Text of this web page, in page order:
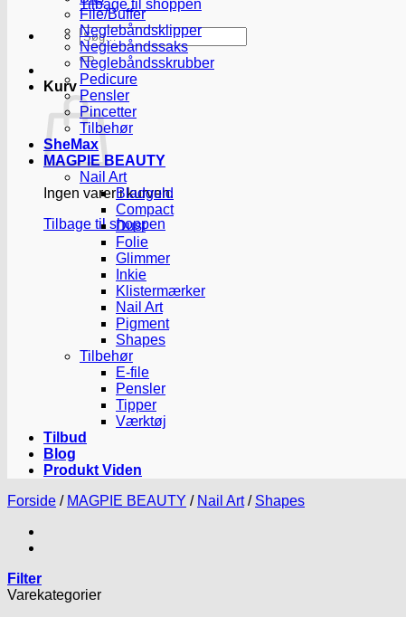
Tilbage til shoppen
Søg
efter:
Kurv
Ingen varer i kurven.
Tilbage til shoppen
File/Buffer
Neglebåndsklipper
Neglebåndssaks
Neglebåndsskrubber
Pedicure
Pensler
Pincetter
Tilbehør
SheMax
MAGPIE BEAUTY
Nail Art
Bladguld
Compact
Dust
Folie
Glimmer
Inkie
Klistermærker
Nail Art
Pigment
Shapes
Tilbehør
E-file
Pensler
Tipper
Værktøj
Tilbud
Blog
Produkt Viden
Forside / MAGPIE BEAUTY / Nail Art / Shapes
Filter
Varekategorier